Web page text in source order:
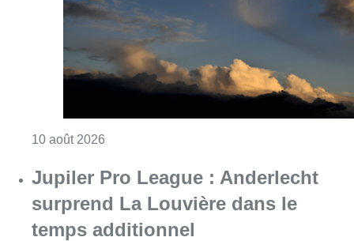
10 août 2026
Jupiler Pro League : Anderlecht
surprend La Louvière dans le
temps additionnel